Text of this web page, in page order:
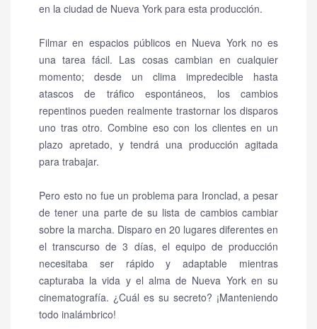
en la ciudad de Nueva York para esta producción.
Filmar en espacios públicos en Nueva York no es
una tarea fácil. Las cosas cambian en cualquier
momento; desde un clima impredecible hasta
atascos de tráfico espontáneos, los cambios
repentinos pueden realmente trastornar los disparos
uno tras otro. Combine eso con los clientes en un
plazo apretado, y tendrá una producción agitada
para trabajar.
Pero esto no fue un problema para Ironclad, a pesar
de tener una parte de su lista de cambios cambiar
sobre la marcha. Disparo en 20 lugares diferentes en
el transcurso de 3 días, el equipo de producción
necesitaba ser rápido y adaptable mientras
capturaba la vida y el alma de Nueva York en su
cinematografía. ¿Cuál es su secreto? ¡Manteniendo
todo inalámbrico!